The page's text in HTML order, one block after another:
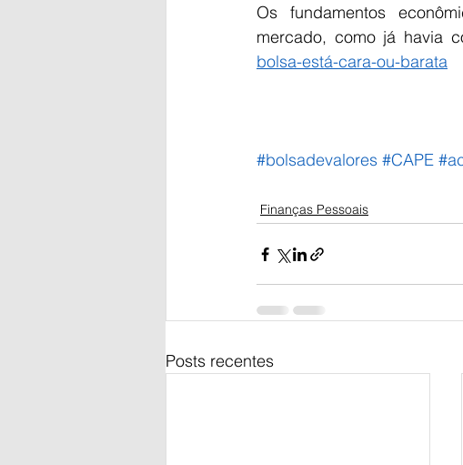
Os fundamentos
mercado, como já havia
bolsa-está-cara-ou-barata
#bolsadevalores #CAPE
Finanças Pessoais
Posts recentes